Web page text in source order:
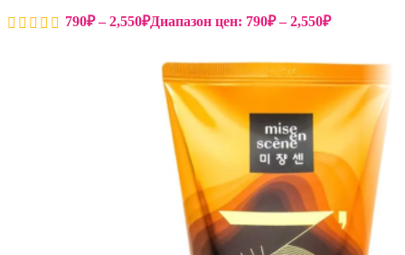
790₽ – 2,550₽Диапазон цен: 790₽ – 2,550₽